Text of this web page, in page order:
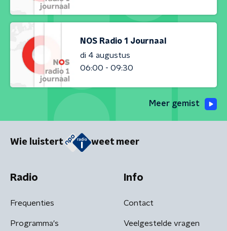
NOS Radio 1 Journaal
di 4 augustus
06:00 - 09:30
Meer gemist
Wie luistert weet meer
Radio
Frequenties
Programma's
Info
Contact
Veelgestelde vragen